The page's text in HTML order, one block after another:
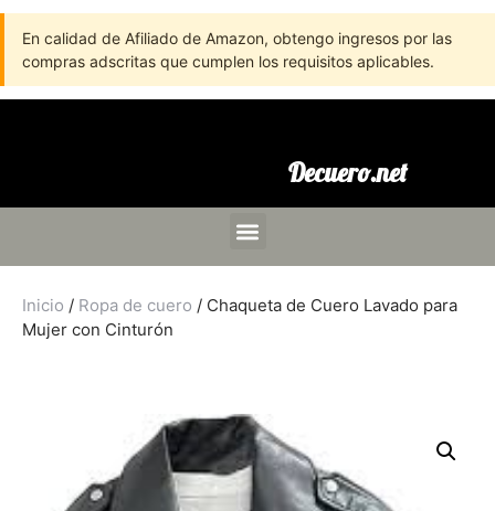
En calidad de Afiliado de Amazon, obtengo ingresos por las
compras adscritas que cumplen los requisitos aplicables.
Decuero.net
Inicio / Ropa de cuero / Chaqueta de Cuero Lavado para
Mujer con Cinturón